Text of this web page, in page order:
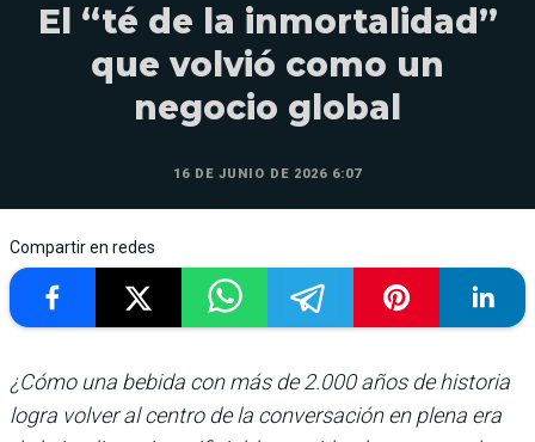
El “té de la inmortalidad”
que volvió como un
negocio global
16 DE JUNIO DE 2026 6:07
Compartir en redes
¿Cómo una bebida con más de 2.000 años de historia
logra volver al centro de la conversación en plena era